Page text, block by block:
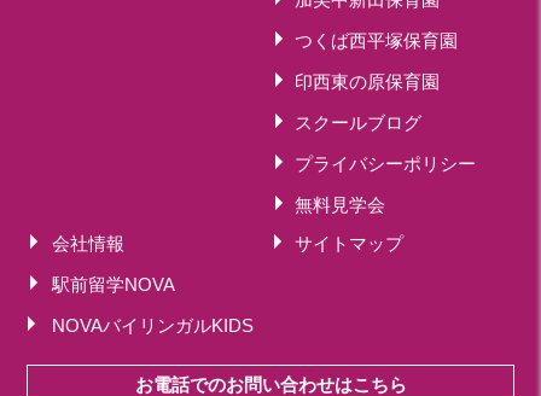
つくば西平塚保育園
印西東の原保育園
スクールブログ
プライバシーポリシー
無料見学会
会社情報
サイトマップ
駅前留学NOVA
NOVAバイリンガルKIDS
お電話でのお問い合わせはこちら